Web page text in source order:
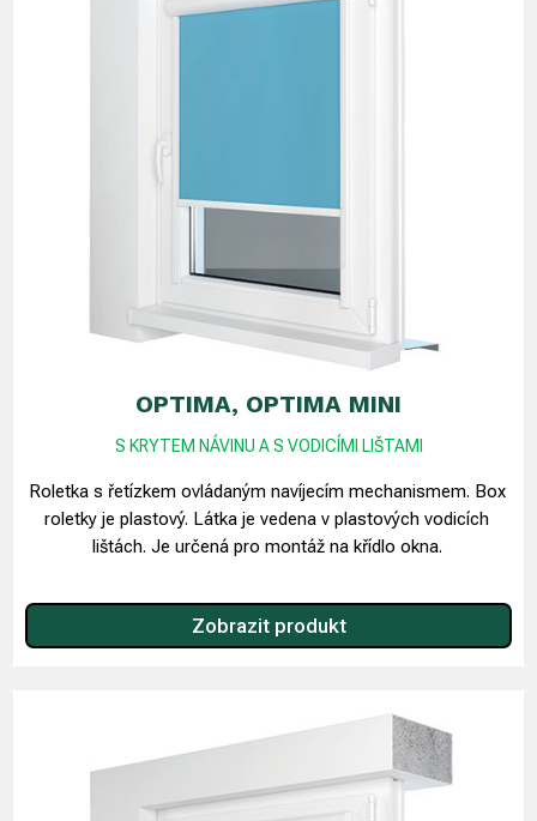
OPTIMA, OPTIMA MINI
S KRYTEM NÁVINU A S VODICÍMI LIŠTAMI
Roletka s řetízkem ovládaným navíjecím mechanismem. Box
roletky je plastový. Látka je vedena v plastových vodicích
lištách. Je určená pro montáž na křídlo okna.
Zobrazit produkt